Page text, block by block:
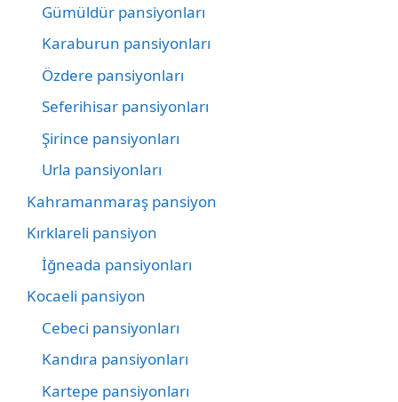
Gümüldür pansiyonları
Karaburun pansiyonları
Özdere pansiyonları
Seferihisar pansiyonları
Şirince pansiyonları
Urla pansiyonları
Kahramanmaraş pansiyon
Kırklareli pansiyon
İğneada pansiyonları
Kocaeli pansiyon
Cebeci pansiyonları
Kandıra pansiyonları
Kartepe pansiyonları